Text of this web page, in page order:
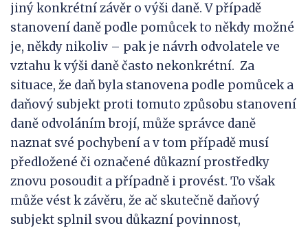
jiný konkrétní závěr o výši daně. V případě
stanovení daně podle pomůcek to někdy možné
je, někdy nikoliv – pak je návrh odvolatele ve
vztahu k výši daně často nekonkrétní. Za
situace, že daň byla stanovena podle pomůcek a
daňový subjekt proti tomuto způsobu stanovení
daně odvoláním brojí, může správce daně
naznat své pochybení a v tom případě musí
předložené či označené důkazní prostředky
znovu posoudit a případně i provést. To však
může vést k závěru, že ač skutečně daňový
subjekt splnil svou důkazní povinnost,